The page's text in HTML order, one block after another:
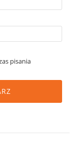
pisania